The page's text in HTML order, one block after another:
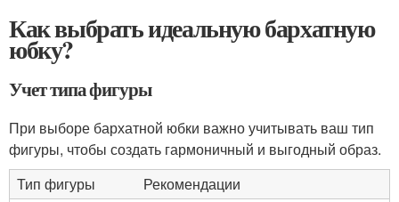
Как выбрать идеальную бархатную
юбку?
Учет типа фигуры
При выборе бархатной юбки важно учитывать ваш тип
фигуры, чтобы создать гармоничный и выгодный образ.
Тип фигуры
Рекомендации